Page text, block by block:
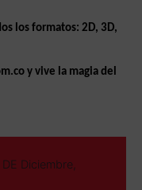
los formatos: 2D, 3D,
y vive la magia del
Diciembre,